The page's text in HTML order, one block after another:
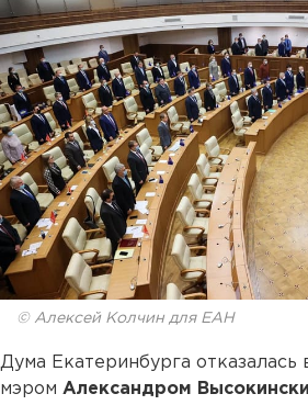
© Алексей Колчин для ЕАН
Дума Екатеринбурга отказалась
мэром Александром